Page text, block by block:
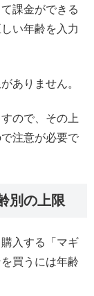
課金ができる
い年齢を入力
ありません。
ので、その上
注意が必要で
別の上限
入する「マギ
買うには年齢